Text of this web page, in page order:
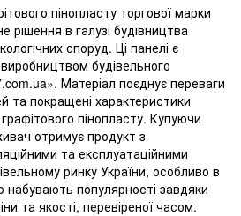
пінопласту торгової марки
рішення в галузі будівництва
споруд. Ці панелі є
будівельного
Матеріал поєднує переваги
та покращені характеристики
пінопласту. Купуючи
отримує продукт з
та експлуатаційними
ринку України, особливо в
набувають популярності завдяки
та якості, перевіреної часом.